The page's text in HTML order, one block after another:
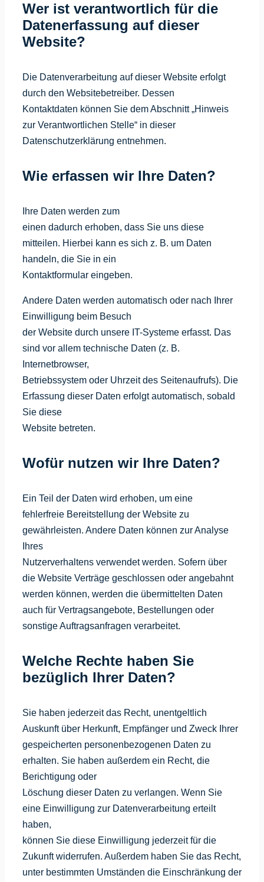
Wer ist verantwortlich für die
Datenerfassung auf dieser
Website?
Die Datenverarbeitung auf dieser Website erfolgt
durch den Websitebetreiber. Dessen
Kontaktdaten können Sie dem Abschnitt „Hinweis
zur Verantwortlichen Stelle“ in dieser
Datenschutzerklärung entnehmen.
Wie erfassen wir Ihre Daten?
Ihre Daten werden zum
einen dadurch erhoben, dass Sie uns diese
mitteilen. Hierbei kann es sich z. B. um Daten
handeln, die Sie in ein
Kontaktformular eingeben.
Andere Daten werden automatisch oder nach Ihrer
Einwilligung beim Besuch
der Website durch unsere IT-Systeme erfasst. Das
sind vor allem technische Daten (z. B.
Internetbrowser,
Betriebssystem oder Uhrzeit des Seitenaufrufs). Die
Erfassung dieser Daten erfolgt automatisch, sobald
Sie diese
Website betreten.
Wofür nutzen wir Ihre Daten?
Ein Teil der Daten wird erhoben, um eine
fehlerfreie Bereitstellung der Website zu
gewährleisten. Andere Daten können zur Analyse
Ihres
Nutzerverhaltens verwendet werden. Sofern über
die Website Verträge geschlossen oder angebahnt
werden können, werden die übermittelten Daten
auch für Vertragsangebote, Bestellungen oder
sonstige Auftragsanfragen verarbeitet.
Welche Rechte haben Sie
bezüglich Ihrer Daten?
Sie haben jederzeit das Recht, unentgeltlich
Auskunft über Herkunft, Empfänger und Zweck Ihrer
gespeicherten personenbezogenen Daten zu
erhalten. Sie haben außerdem ein Recht, die
Berichtigung oder
Löschung dieser Daten zu verlangen. Wenn Sie
eine Einwilligung zur Datenverarbeitung erteilt
haben,
können Sie diese Einwilligung jederzeit für die
Zukunft widerrufen. Außerdem haben Sie das Recht,
unter bestimmten Umständen die Einschränkung der